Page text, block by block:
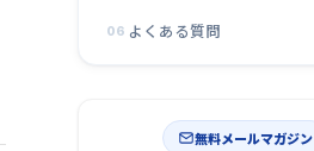
06 よくある質問
無料メールマガジン